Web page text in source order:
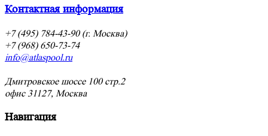
Контактная информация
+7 (495) 784-43-90 (г. Москва)
+7 (968) 650-73-74
info@atlaspool.ru
Дмитровское шоссе 100 стр.2
офис 31127, Москва
Навигация